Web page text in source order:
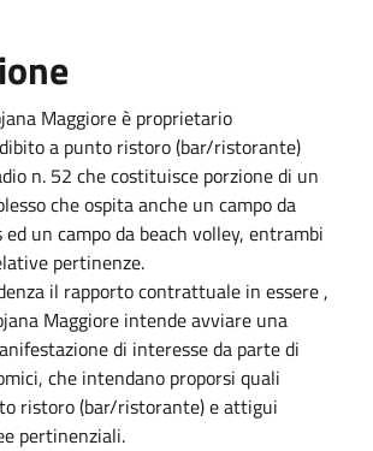
Maggiore è proprietario
a punto ristoro (bar/ristorante)
n. 52 che costituisce porzione di un
che ospita anche un campo da
un campo da beach volley, entrambi
pertinenze.
il rapporto contrattuale in essere ,
Maggiore intende avviare una
di interesse da parte di
che intendano proporsi quali
ristoro (bar/ristorante) e attigui
pertinenziali.